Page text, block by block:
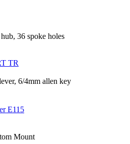
36 spoke holes
TR
6/4mm allen key
E115
Mount